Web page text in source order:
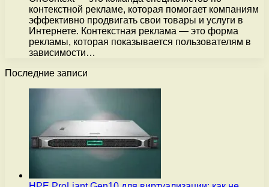
контекстной рекламе, которая помогает компаниям
эффективно продвигать свои товары и услуги в
Интернете. Контекстная реклама — это форма
рекламы, которая показывается пользователям в
зависимости…
Последние записи